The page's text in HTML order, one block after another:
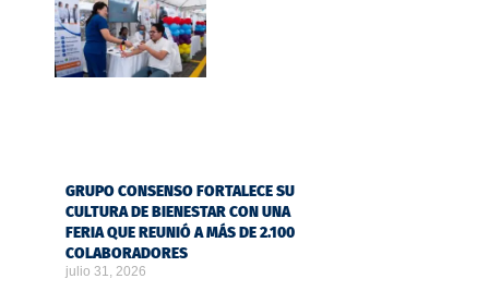
GRUPO CONSENSO FORTALECE SU
CULTURA DE BIENESTAR CON UNA
FERIA QUE REUNIÓ A MÁS DE 2.100
COLABORADORES
julio 31, 2026